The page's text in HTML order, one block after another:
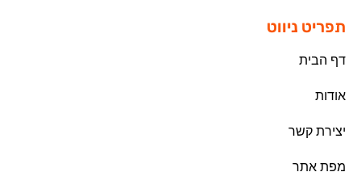
תפריט ניווט
דף הבית
אודות
יצירת קשר
מפת אתר